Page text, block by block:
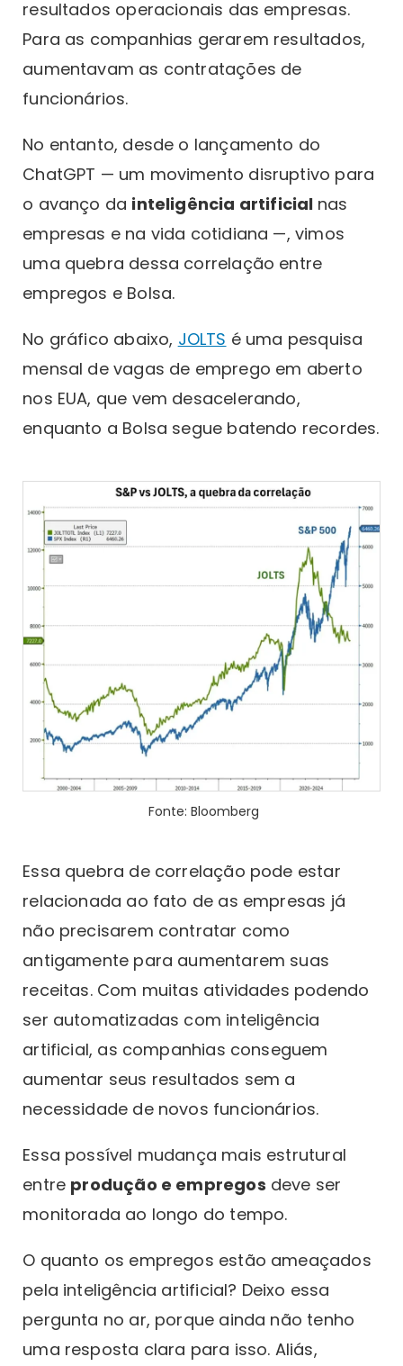
resultados operacionais das empresas.
Para as companhias gerarem resultados,
aumentavam as contratações de
funcionários.
No entanto, desde o lançamento do
ChatGPT — um movimento disruptivo para
o avanço da inteligência artificial nas
empresas e na vida cotidiana —, vimos
uma quebra dessa correlação entre
empregos e Bolsa.
No gráfico abaixo, JOLTS é uma pesquisa
mensal de vagas de emprego em aberto
nos EUA, que vem desacelerando,
enquanto a Bolsa segue batendo recordes.
Fonte: Bloomberg
Essa quebra de correlação pode estar
relacionada ao fato de as empresas já
não precisarem contratar como
antigamente para aumentarem suas
receitas. Com muitas atividades podendo
ser automatizadas com inteligência
artificial, as companhias conseguem
aumentar seus resultados sem a
necessidade de novos funcionários.
Essa possível mudança mais estrutural
entre produção e empregos deve ser
monitorada ao longo do tempo.
O quanto os empregos estão ameaçados
pela inteligência artificial? Deixo essa
pergunta no ar, porque ainda não tenho
uma resposta clara para isso. Aliás,